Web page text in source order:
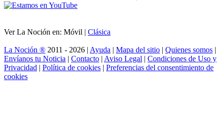
Ver La Noción en: Móvil | Clásica
La Noción ® 2011 - 2026 | Ayuda | Mapa del sitio | Quienes somos |
Envíanos tu Noticia | Contacto | Aviso Legal | Condiciones de Uso y
Privacidad | Política de cookies | Preferencias del consentimiento de
cookies